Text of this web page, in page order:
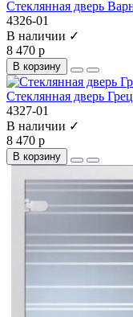
Стеклянная дверь
4326-01
В наличии ✓
8 470 р
В корзину
Стеклянная дверь
4327-01
В наличии ✓
8 470 р
В корзину